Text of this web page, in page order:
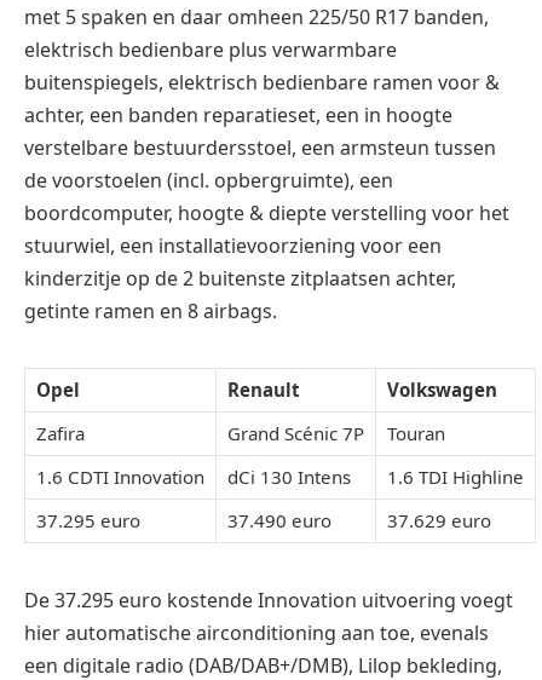
met 5 spaken en daar omheen 225/50 R17 banden,
elektrisch bedienbare plus verwarmbare
buitenspiegels, elektrisch bedienbare ramen voor &
achter, een banden reparatieset, een in hoogte
verstelbare bestuurdersstoel, een armsteun tussen
de voorstoelen (incl. opbergruimte), een
boordcomputer, hoogte & diepte verstelling voor het
stuurwiel, een installatievoorziening voor een
kinderzitje op de 2 buitenste zitplaatsen achter,
getinte ramen en 8 airbags.
Opel Renault
Volkswagen
Zafira
Grand Scénic 7P
Touran
1.6 CDTI Innovation
dCi 130 Intens
1.6 TDI Highline
37.295 euro
37.490 euro 37.629 euro
De 37.295 euro kostende Innovation uitvoering voegt
hier automatische airconditioning aan toe, evenals
een digitale radio (DAB/DAB+/DMB), Lilop bekleding,